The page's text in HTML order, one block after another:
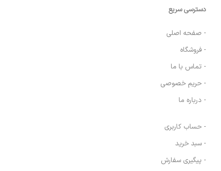
دسترسی سریع
- صفحه اصلی
- فروشگاه
- تماس با ما
- حریم خصوصی
- درباره ما
- حساب کاربری
- سبد خرید
- پیگیری سفارش